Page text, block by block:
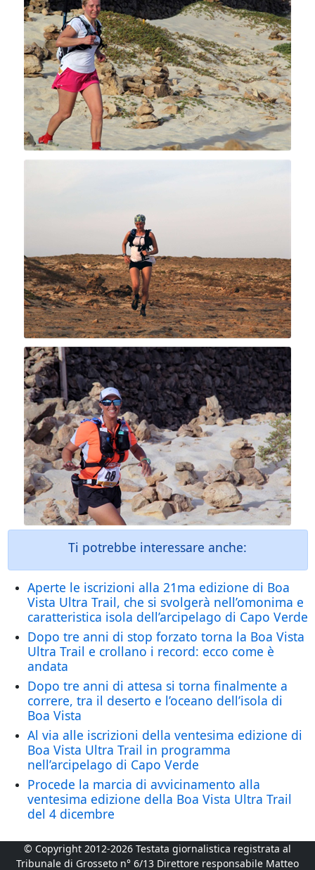
Ti potrebbe interessare anche:
Aperte le iscrizioni alla 21ma edizione di Boa
Vista Ultra Trail, che si svolgerà nell’omonima e
caratteristica isola dell’arcipelago di Capo Verde
Dopo tre anni di stop forzato torna la Boa Vista
Ultra Trail e crollano i record: ecco come è
andata
Dopo tre anni di attesa si torna finalmente a
correre, tra il deserto e l’oceano dell’isola di
Boa Vista
Al via alle iscrizioni della ventesima edizione di
Boa Vista Ultra Trail in programma
nell’arcipelago di Capo Verde
Procede la marcia di avvicinamento alla
ventesima edizione della Boa Vista Ultra Trail
del 4 dicembre
© Copyright 2012-2026 Testata giornalistica registrata al
Tribunale di Grosseto n° 6/13 Direttore responsabile Matteo